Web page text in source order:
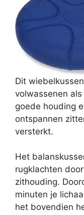
Dit
volwassenen
goede houding
ontspannen
versterkt.
Het
rugklachten
zithouding.
minuten je
het bovendien